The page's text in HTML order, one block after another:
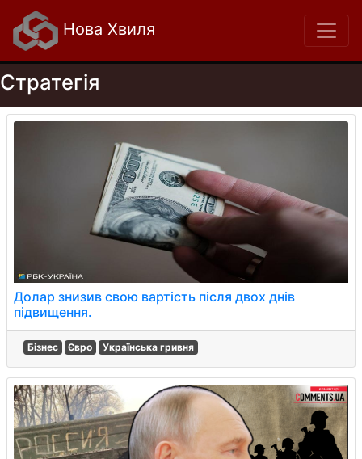
Нова Хвиля
Стратегія
Долар знизив свою вартість після двох днів
підвищення.
Бізнес Євро Українська гривня